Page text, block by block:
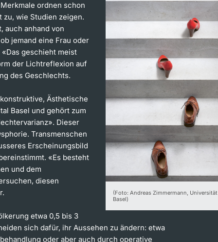
(Foto: Andreas Zimmermann, Universität
Basel)
ordnen schon
zu, wie Studien zeigen.
auch anhand von
jemand eine Frau oder
geschieht meist
der Lichtreflexion auf
des Geschlechts.
Ästhetische
Basel und gehört zum
Dieser
Transmenschen
Erscheinungsbild
«Es besteht
und dem
diesen
etwa 0,5 bis 3
sich dafür, ihr Aussehen zu ändern: etwa
oder aber auch durch operative